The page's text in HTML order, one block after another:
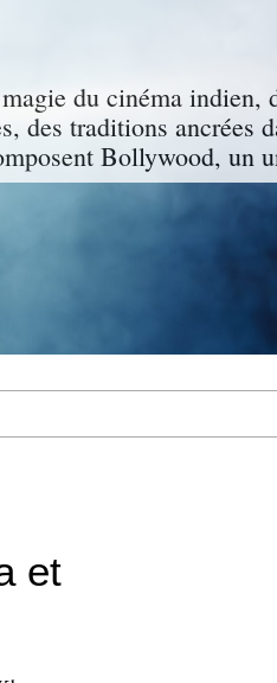
du cinéma indien,
des traditions ancrées
Bollywood, un
et